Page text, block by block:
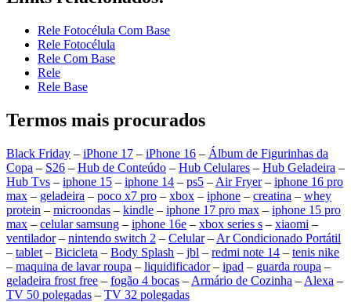
Rele Fotocélula Com Base
Rele Fotocélula
Rele Com Base
Rele
Rele Base
Termos mais procurados
Black Friday – iPhone 17 – iPhone 16 – Álbum de Figurinhas da
Copa – S26 – Hub de Conteúdo – Hub Celulares – Hub Geladeira –
Hub Tvs – iphone 15 – iphone 14 – ps5 – Air Fryer– iphone 16 pro
max – geladeira – poco x7 pro – xbox – iphone – creatina – whey
protein – microondas – kindle – iphone 17 pro max – iphone 15 pro
max – celular samsung – iphone 16e – xbox series s – xiaomi –
ventilador– nintendo switch 2 – Celular– Ar Condicionado Portátil
– tablet – Bicicleta – Body Splash – jbl – redmi note 14 – tenis nike
– maquina de lavar roupa – liquidificador– ipad – guarda roupa –
geladeira frost free – fogão 4 bocas – Armário de Cozinha – Alexa –
TV 50 polegadas – TV 32 polegadas